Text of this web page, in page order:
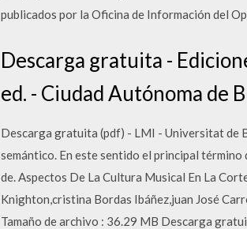
publicados por la Oficina de Información del
Descarga gratuita -
ed. - Ciudad Autónoma de
Descarga gratuita (pdf) - LMI - Universitat de
semántico. En este sentido el principal
de. Aspectos De La Cultura Musical En La
Knighton,cristina Bordas Ibáñez,juan José
Tamaño de archivo : 36.29 MB Descarga